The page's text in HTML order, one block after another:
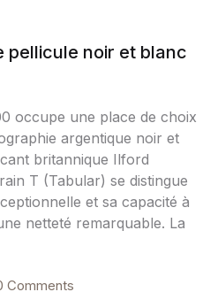
pellicule noir et blanc
occupe une place de choix
argentique noir et
britannique Ilford
T (Tabular) se distingue
et sa capacité à
netteté remarquable. La
Comments